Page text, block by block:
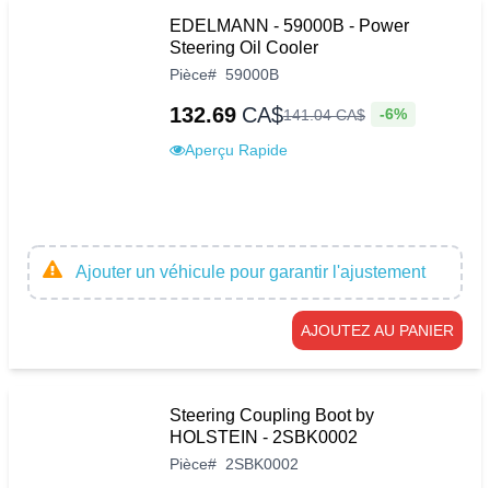
EDELMANN - 59000B - Power
Steering Oil Cooler
Pièce# 59000B
132.69 CA$141.04CA$ -6%
Aperçu Rapide
Ajouter un véhicule pour garantir l'ajustement
AJOUTEZ AU PANIER
Steering Coupling Boot by
HOLSTEIN - 2SBK0002
Pièce# 2SBK0002